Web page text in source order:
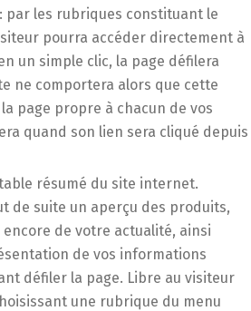
par les rubriques constituant le
pourra accéder directement à
un simple clic, la page défilera
ne comportera alors que cette
page propre à chacun de vos
quand son lien sera cliqué depuis
résumé du site internet.
de suite un aperçu des produits,
de votre actualité, ainsi
de vos informations
défiler la page. Libre au visiteur
une rubrique du menu